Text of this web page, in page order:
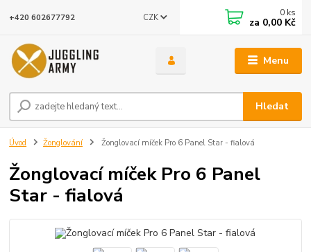
Menu
CZK
Hledat
+420 602677792 0 ks
za 0,00 Kč
Úvod Žonglování Žonglovací míček Pro 6 Panel Star - fialová
Žonglovací míček Pro 6 Panel
Star - fialová